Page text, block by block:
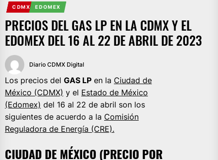
CDMX EDOMEX
PRECIOS DEL GAS LP EN LA CDMX Y EL
EDOMEX DEL 16 AL 22 DE ABRIL DE 2023
Diario CDMX Digital
Los precios del GAS LP en la Ciudad de
México (CDMX) y el Estado de México
(Edomex) del 16 al 22 de abril son los
siguientes de acuerdo a la Comisión
Reguladora de Energía (CRE).
CIUDAD DE MÉXICO (PRECIO POR